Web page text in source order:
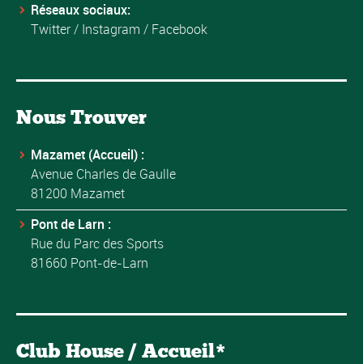
Réseaux sociaux:
Twitter/ Instagram / Facebook
Nous Trouver
Mazamet (Accueil) :
Avenue Charles de Gaulle
81200 Mazamet
Pont de Larn :
Rue du Parc des Sports
81660 Pont-de-Larn
Club House / Accueil*